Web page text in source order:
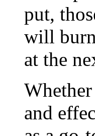
put,
will
at the
and